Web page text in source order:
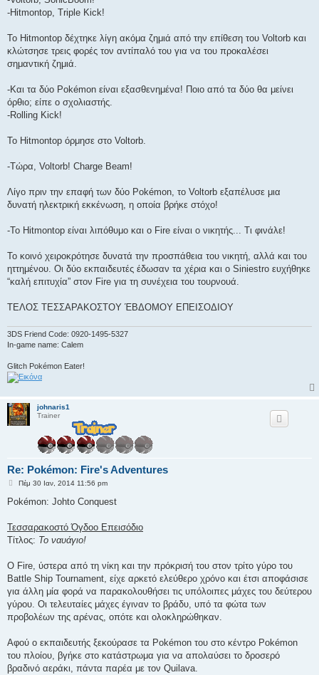
-Hitmontop, Triple Kick!
Το Hitmontop δέχτηκε λίγη ακόμα ζημιά από την επίθεση του Voltorb και
κλώτσησε τρεις φορές τον αντίπαλό του για να του προκαλέσει
σημαντική ζημιά.
-Και τα δύο Pokémon είναι εξασθενημένα! Ποιο από τα δύο θα μείνει
όρθιο; είπε ο σχολιαστής.
-Rolling Kick!
Το Hitmontop όρμησε στο Voltorb.
-Τώρα, Voltorb! Charge Beam!
Λίγο πριν την επαφή των δύο Pokémon, το Voltorb εξαπέλυσε μια
δυνατή ηλεκτρική εκκένωση, η οποία βρήκε στόχο!
-Το Hitmontop είναι λιπόθυμο και ο Fire είναι ο νικητής... Τι φινάλε!
Το κοινό χειροκρότησε δυνατά την προσπάθεια του νικητή, αλλά και του
ηττημένου. Οι δύο εκπαιδευτές έδωσαν τα χέρια και ο Siniestro ευχήθηκε
“καλή επιτυχία” στον Fire για τη συνέχεια του τουρνουά.
ΤΕΛΟΣ ΤΕΣΣΑΡΑΚΟΣΤΟΥ ΈΒΔΟΜΟΥ ΕΠΕΙΣΟΔΙΟΥ
3DS Friend Code: 0920-1495-5327
In-game name: Calem
Glitch Pokémon Eater!
johnaris1
Trainer
Re: Pokémon: Fire's Adventures
Δ
μ
ί
ε
υ
Πέμ 30 Ιαν, 2014 11:56 pm
Pokémon: Johto Conquest
Τεσσαρακοστό Όγδοο Επεισόδιο
Τίτλος: Το ναυάγιο!
Ο Fire, ύστερα από τη νίκη και την πρόκρισή του στον τρίτο γύρο του
Battle Ship Tournament, είχε αρκετό ελεύθερο χρόνο και έτσι αποφάσισε
για άλλη μία φορά να παρακολουθήσει τις υπόλοιπες μάχες του δεύτερου
γύρου. Οι τελευταίες μάχες έγιναν το βράδυ, υπό τα φώτα των
προβολέων της αρένας, οπότε και ολοκληρώθηκαν.
Αφού ο εκπαιδευτής ξεκούρασε τα Pokémon του στο κέντρο Pokémon
του πλοίου, βγήκε στο κατάστρωμα για να απολαύσει το δροσερό
βραδινό αεράκι, πάντα παρέα με τον Quilava.